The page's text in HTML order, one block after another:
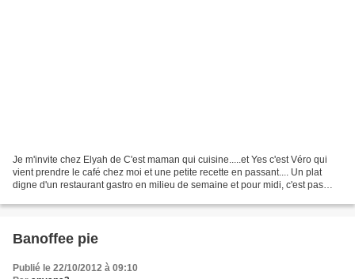
Je m'invite chez Elyah de C'est maman qui cuisine.....et Yes c'est Véro qui
vient prendre le café chez moi et une petite recette en passant.... Un plat
digne d'un restaurant gastro en milieu de semaine et pour midi, c'est pas
Banoffee pie
Publié le 22/10/2012 à 09:10